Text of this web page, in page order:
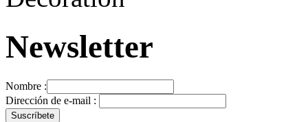
Newsletter
Nombre :
Dirección de e-mail :